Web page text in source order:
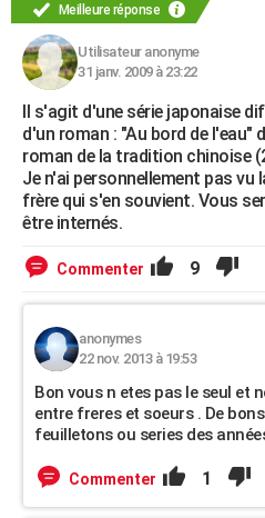
Meilleure réponse
Utilisateur anonyme
31 janv. 2009 à 23:22
Il s'agit d'une série japonaise
d'un roman : "Au bord de l'eau"
roman de la tradition chinoise
Je n'ai personnellement pas vu
frère qui s'en souvient. Vous
être internés.
Commenter 9
anonymes
22 nov. 2013 à 19:53
Bon vous n etes pas le seul et
entre freres et soeurs . De
feuilletons ou series des
Commenter 1